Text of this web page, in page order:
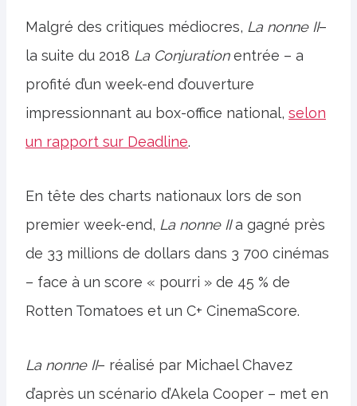
Malgré des critiques médiocres, La nonne II–
la suite du 2018 La Conjurationentrée – a
profité d’un week-end d’ouverture
impressionnant au box-office national, selon
un rapport sur Deadline.
En tête des charts nationaux lors de son
premier week-end, La nonne IIa gagné près
de 33 millions de dollars dans 3 700 cinémas
– face à un score « pourri » de 45 % de
Rotten Tomatoes et un C+ CinemaScore.
La nonne II– réalisé par Michael Chavez
d’après un scénario d’Akela Cooper – met en